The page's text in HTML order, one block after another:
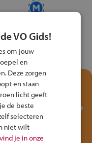
met het
Verkeersspel
fiets!
VO Gids!
om jouw
en
Deze zorgen
en staan
licht geeft
de beste
selecteren
niet wilt
je in onze